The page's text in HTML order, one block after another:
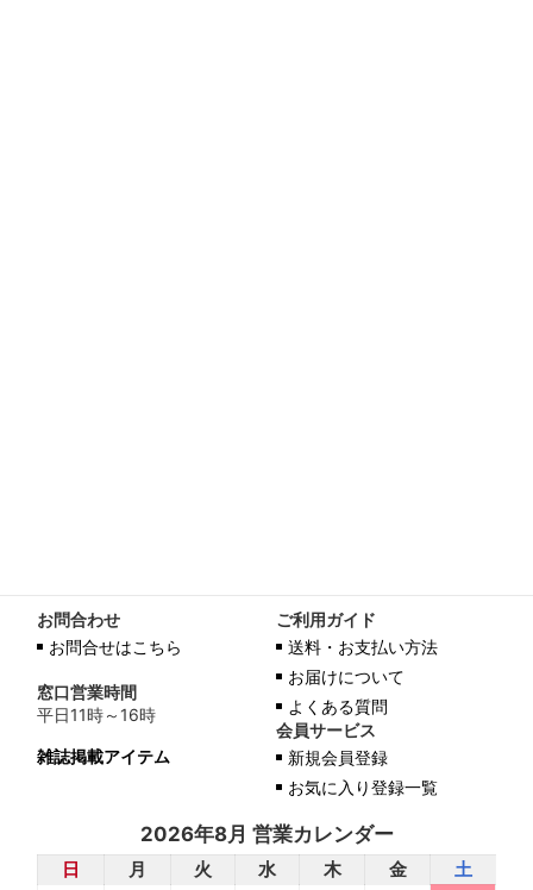
お問合わせ
お問合せはこちら
窓口営業時間
平日11時～16時
雑誌掲載アイテム
ご利用ガイド
送料・お支払い方法
お届けについて
よくある質問
会員サービス
新規会員登録
お気に入り登録一覧
2026年8月 営業カレンダー
日 月 火 水 木 金
土